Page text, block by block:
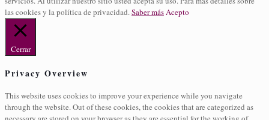
las cookies y la política de privacidad.Saber másAcepto
Cerrar
Privacy Overview
This website uses cookies to improve your experience while you navigate
through the website. Out of these cookies, the cookies that are categorized as